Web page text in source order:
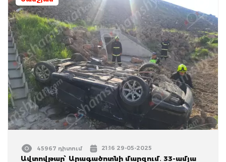
45967 դիտում 21:16 29-05-2025
Ավտովթար՝ Արագածոտնի մարզում․ 33-ամյա